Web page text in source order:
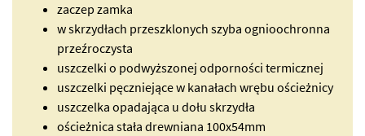
zaczep zamka
w skrzydłach przeszklonych szyba ognioochronna
przeźroczysta
uszczelki o podwyższonej odporności termicznej
uszczelki pęczniejące w kanałach wrębu ościeżnicy
uszczelka opadająca u dołu skrzydła
ościeżnica stała drewniana 100x54mm